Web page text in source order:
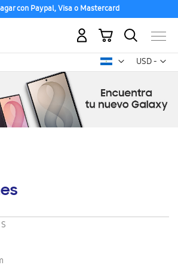
con Paypal, Visa o Mastercard
USD -
dólar
Mi carrito